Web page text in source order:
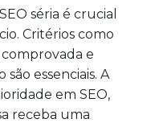
séria é crucial
Critérios como
e
essenciais. A
em SEO,
receba uma